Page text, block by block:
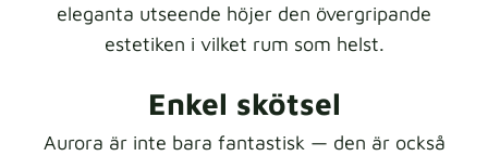
eleganta utseende höjer den övergripande
estetiken i vilket rum som helst.
Enkel skötsel
Aurora är inte bara fantastisk — den är också